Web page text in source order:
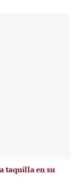
taquilla en su